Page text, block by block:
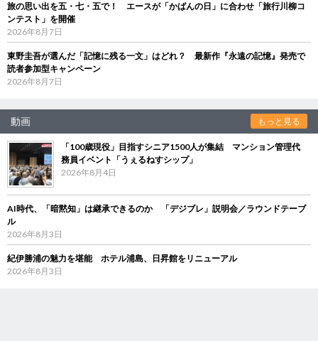
旅の思い出を五・七・五で！ エースが「かばんの日」に合わせ「旅行川柳コ
ンテスト」を開催
2026年8月7日
東野圭吾が選んだ「記憶に残る一文」はどれ？ 最新作『永遠の記憶』発売で
読者参加型キャンペーン
2026年8月7日
動画 もっと見る
「100歳現役」目指すシニア1500人が集結 マンション管理代
務員イベント「うぇるねすシップ」
2026年8月4日
AI時代、「暗黙知」は継承できるのか 「デジブレ」説明会／ラウンドテーブ
ル
2026年8月3日
紀伊勝浦の魅力を堪能 ホテル浦島、日昇館をリニューアル
2026年8月3日